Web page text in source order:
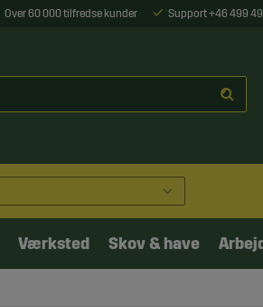
Over 60 000 tilfredse kunder Support +46 499
Værksted Skov & have